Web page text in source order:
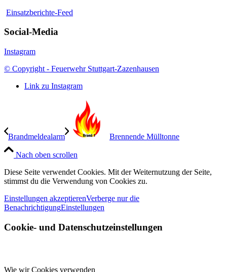
Einsatzberichte-Feed
Social-Media
Instagram
© Copyright - Feuerwehr Stuttgart-Zazenhausen
Link zu Instagram
Brandmeldealarm Brennende Mülltonne
Nach oben scrollen
Diese Seite verwendet Cookies. Mit der Weiternutzung der Seite,
stimmst du die Verwendung von Cookies zu.
Einstellungen akzeptierenVerberge nur die
BenachrichtigungEinstellungen
Cookie- und Datenschutzeinstellungen
Wie wir Cookies verwenden